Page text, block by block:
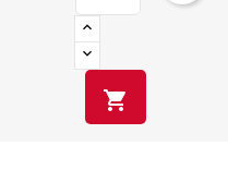
shopping_cart